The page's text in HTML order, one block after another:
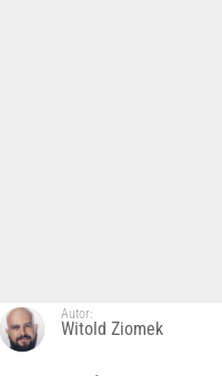
Autor:
Witold Ziomek